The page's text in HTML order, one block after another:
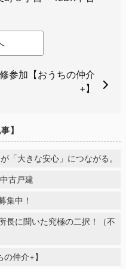
参加【おうちの仲介
+】
】
「大きな安心」につながる。
古戸建
集中！
長に聞いた究極の二択！（不
仲介+】